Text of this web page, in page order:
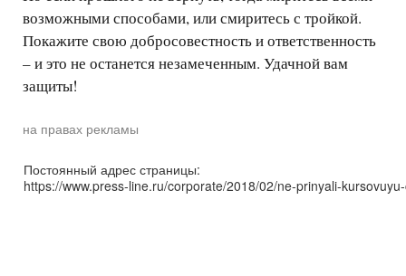
возможными способами, или смиритесь с тройкой.
Покажите свою добросовестность и ответственность
– и это не останется незамеченным. Удачной вам
защиты!
на правах рекламы
Постоянный адрес страницы:
https://www.press-line.ru/corporate/2018/02/ne-prinyali-